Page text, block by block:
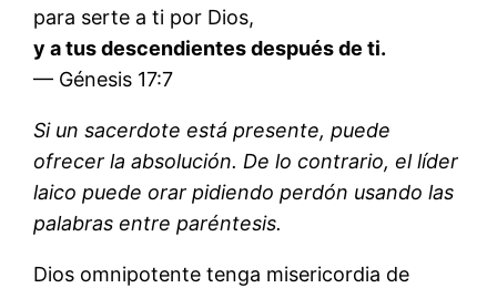
para serte a ti por Dios,
y a tus descendientes después de ti.
— Génesis 17:7
Si un sacerdote está presente, puede
ofrecer la absolución. De lo contrario, el líder
laico puede orar pidiendo perdón usando las
palabras entre paréntesis.
Dios omnipotente tenga misericordia de